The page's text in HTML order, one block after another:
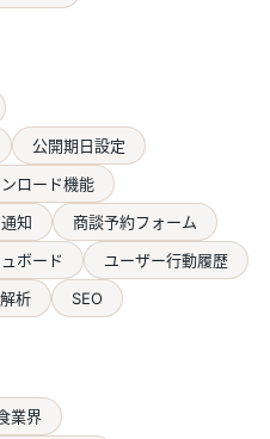
公開期日設定
ロード機能
知
商談予約フォーム
ボード
ユーザー行動履歴
析 SEO
業界